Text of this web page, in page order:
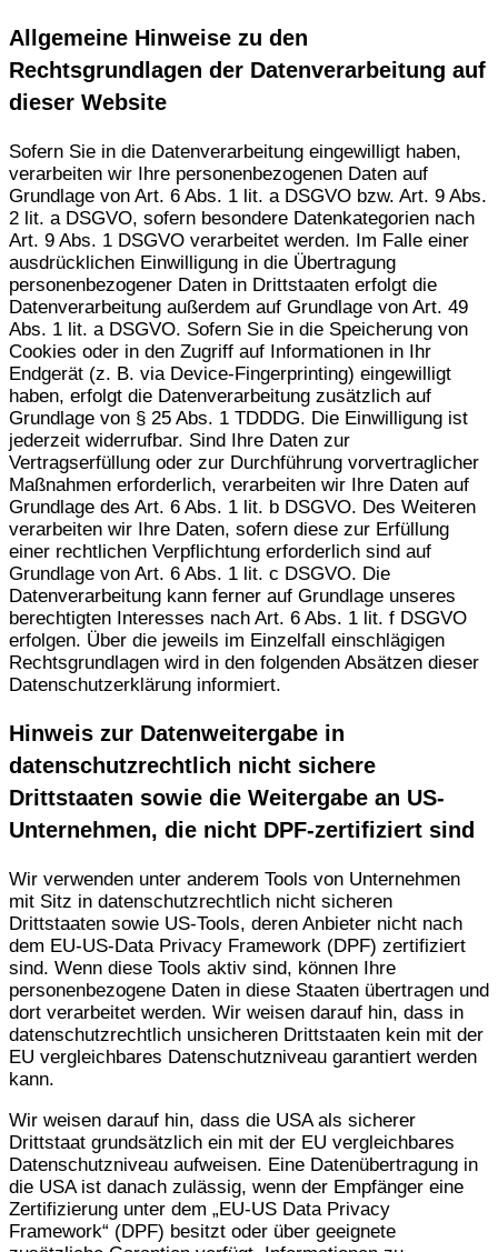
Allgemeine Hinweise zu den
Rechtsgrundlagen der Datenverarbeitung auf
dieser Website
Sofern Sie in die Datenverarbeitung eingewilligt haben,
verarbeiten wir Ihre personenbezogenen Daten auf
Grundlage von Art. 6 Abs. 1 lit. a DSGVO bzw. Art. 9 Abs.
2 lit. a DSGVO, sofern besondere Datenkategorien nach
Art. 9 Abs. 1 DSGVO verarbeitet werden. Im Falle einer
ausdrücklichen Einwilligung in die Übertragung
personenbezogener Daten in Drittstaaten erfolgt die
Datenverarbeitung außerdem auf Grundlage von Art. 49
Abs. 1 lit. a DSGVO. Sofern Sie in die Speicherung von
Cookies oder in den Zugriff auf Informationen in Ihr
Endgerät (z. B. via Device-Fingerprinting) eingewilligt
haben, erfolgt die Datenverarbeitung zusätzlich auf
Grundlage von § 25 Abs. 1 TDDDG. Die Einwilligung ist
jederzeit widerrufbar. Sind Ihre Daten zur
Vertragserfüllung oder zur Durchführung vorvertraglicher
Maßnahmen erforderlich, verarbeiten wir Ihre Daten auf
Grundlage des Art. 6 Abs. 1 lit. b DSGVO. Des Weiteren
verarbeiten wir Ihre Daten, sofern diese zur Erfüllung
einer rechtlichen Verpflichtung erforderlich sind auf
Grundlage von Art. 6 Abs. 1 lit. c DSGVO. Die
Datenverarbeitung kann ferner auf Grundlage unseres
berechtigten Interesses nach Art. 6 Abs. 1 lit. f DSGVO
erfolgen. Über die jeweils im Einzelfall einschlägigen
Rechtsgrundlagen wird in den folgenden Absätzen dieser
Datenschutzerklärung informiert.
Hinweis zur Datenweitergabe in
datenschutzrechtlich nicht sichere
Drittstaaten sowie die Weitergabe an US-
Unternehmen, die nicht DPF-zertifiziert sind
Wir verwenden unter anderem Tools von Unternehmen
mit Sitz in datenschutzrechtlich nicht sicheren
Drittstaaten sowie US-Tools, deren Anbieter nicht nach
dem EU-US-Data Privacy Framework (DPF) zertifiziert
sind. Wenn diese Tools aktiv sind, können Ihre
personenbezogene Daten in diese Staaten übertragen und
dort verarbeitet werden. Wir weisen darauf hin, dass in
datenschutzrechtlich unsicheren Drittstaaten kein mit der
EU vergleichbares Datenschutzniveau garantiert werden
kann.
Wir weisen darauf hin, dass die USA als sicherer
Drittstaat grundsätzlich ein mit der EU vergleichbares
Datenschutzniveau aufweisen. Eine Datenübertragung in
die USA ist danach zulässig, wenn der Empfänger eine
Zertifizierung unter dem „EU-US Data Privacy
Framework“ (DPF) besitzt oder über geeignete